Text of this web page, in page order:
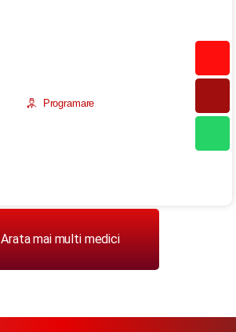
Programare
Arata mai multi medici